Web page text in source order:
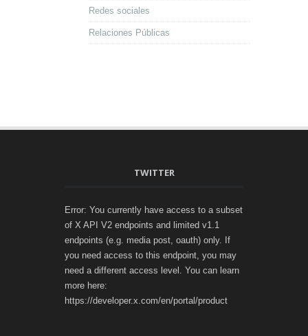
Redes sociales
Relaciones Públicas
TWITTER
Error: You currently have access to a subset
of X API V2 endpoints and limited v1.1
endpoints (e.g. media post, oauth) only. If
you need access to this endpoint, you may
need a different access level. You can learn
more here:
https://developer.x.com/en/portal/product